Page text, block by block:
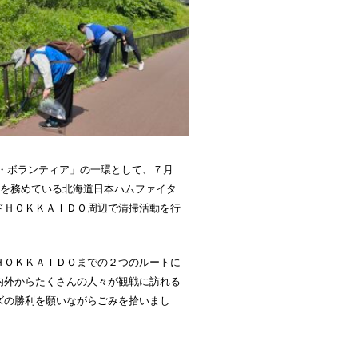
ランティア」の一環として、７月
務めている北海道日本ハムファイタ
ＯＫＫＡＩＤＯ周辺で清掃活動を行
ＫＫＡＩＤＯまでの２つのルートに
からたくさんの人々が観戦に訪れる
勝利を願いながらごみを拾いまし